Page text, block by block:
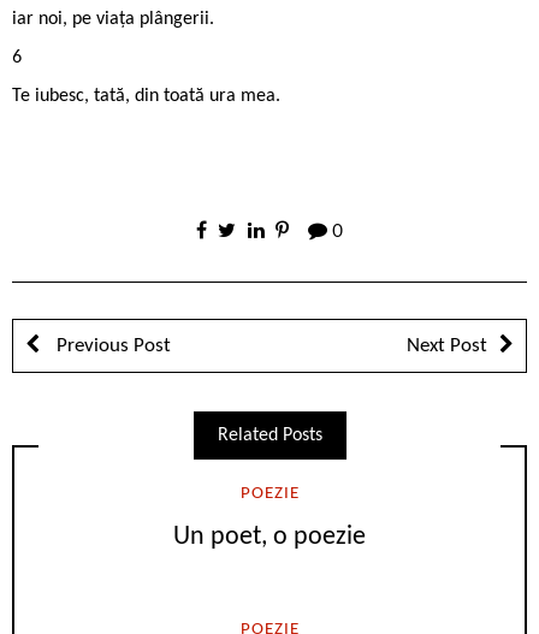
iar noi, pe viața plângerii.
6
Te iubesc, tată, din toată ura mea.
0
Previous Post Next Post
Related Posts
POEZIE
Un poet, o poezie
POEZIE